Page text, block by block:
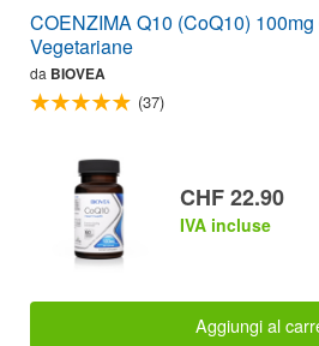
COENZIMA Q10 (CoQ10)
Vegetariane
da BIOVEA
(37)
CHF 22.90
IVA incluse
Aggiungi al